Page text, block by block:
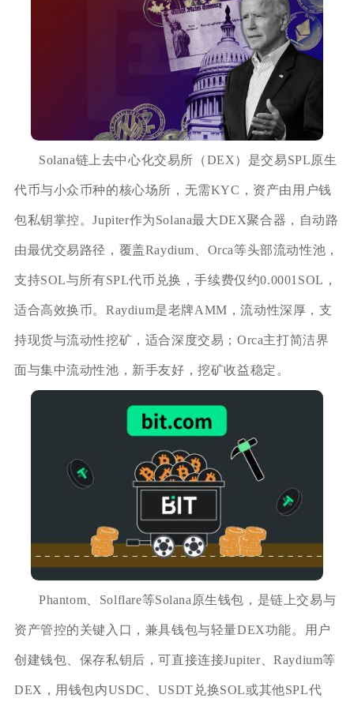
Solana链上去中心化交易所（DEX）是交易SPL原生
代币与小众币种的核心场所，无需KYC，资产由用户钱
包私钥掌控。Jupiter作为Solana最大DEX聚合器，自动路
由最优交易路径，覆盖Raydium、Orca等头部流动性池，
支持SOL与所有SPL代币兑换，手续费仅约0.0001SOL，
适合高效换币。Raydium是老牌AMM，流动性深厚，支
持现货与流动性挖矿，适合深度交易；Orca主打简洁界
面与集中流动性池，新手友好，挖矿收益稳定。
Phantom、Solflare等Solana原生钱包，是链上交易与
资产管控的关键入口，兼具钱包与轻量DEX功能。用户
创建钱包、保存私钥后，可直接连接Jupiter、Raydium等
DEX，用钱包内USDC、USDT兑换SOL或其他SPL代